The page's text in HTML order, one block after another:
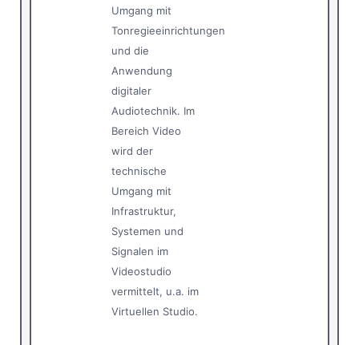
Umgang mit
Tonregieeinrichtungen
und die
Anwendung
digitaler
Audiotechnik. Im
Bereich Video
wird der
technische
Umgang mit
Infrastruktur,
Systemen und
Signalen im
Videostudio
vermittelt, u.a. im
Virtuellen Studio.